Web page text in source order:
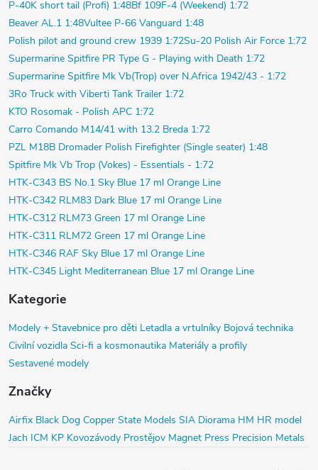
P-40K short tail (Profi) 1:48Bf 109F-4 (Weekend) 1:72
Beaver AL.1 1:48Vultee P-66 Vanguard 1:48
Polish pilot and ground crew 1939 1:72Su-20 Polish Air Force 1:72
Supermarine Spitfire PR Type G - Playing with Death 1:72
Supermarine Spitfire Mk Vb(Trop) over N.Africa 1942/43 - 1:72
3Ro Truck with Viberti Tank Trailer 1:72
KTO Rosomak - Polish APC 1:72
Carro Comando M14/41 with 13.2 Breda 1:72
PZL M18B Dromader Polish Firefighter (Single seater) 1:48
Spitfire Mk Vb Trop (Vokes) - Essentials - 1:72
HTK-C343 BS No.1 Sky Blue 17 ml Orange Line
HTK-C342 RLM83 Dark Blue 17 ml Orange Line
HTK-C312 RLM73 Green 17 ml Orange Line
HTK-C311 RLM72 Green 17 ml Orange Line
HTK-C346 RAF Sky Blue 17 ml Orange Line
HTK-C345 Light Mediterranean Blue 17 ml Orange Line
Kategorie
Modely + Stavebnice pro děti Letadla a vrtulníky Bojová technika
Civilní vozidla Sci-fi a kosmonautika Materiály a profily
Sestavené modely
Značky
Airfix Black Dog Copper State Models SIA Diorama HM HR model
Jach ICM KP Kovozávody Prostějov Magnet Press Precision Metals